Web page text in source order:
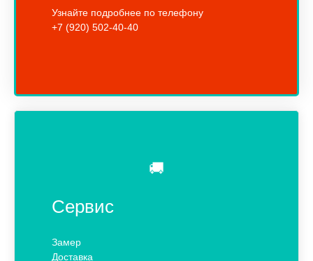
Узнайте подробнее по телефону
+7 (920) 502-40-40
🚚
Сервис
Замер
Доставка